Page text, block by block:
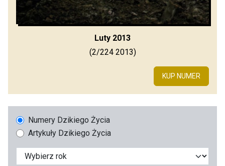
Luty 2013
(2/224 2013)
KUP NUMER
Numery Dzikiego Życia
Artykuły Dzikiego Życia